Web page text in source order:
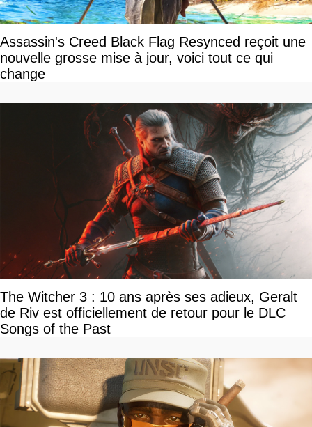
Assassin's Creed Black Flag Resynced reçoit une
nouvelle grosse mise à jour, voici tout ce qui
change
The Witcher 3 : 10 ans après ses adieux, Geralt
de Riv est officiellement de retour pour le DLC
Songs of the Past